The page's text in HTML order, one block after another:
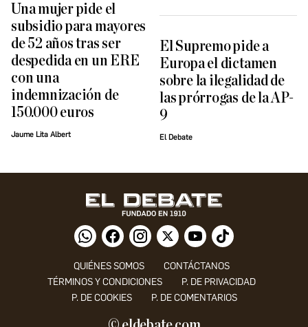
Una mujer pide el
subsidio para mayores
de 52 años tras ser
despedida en un ERE
con una
indemnización de
150.000 euros
Jaume Lita Albert
El Supremo pide a
Europa el dictamen
sobre la ilegalidad de
las prórrogas de la AP-
9
El Debate
QUIÉNES SOMOS
CONTÁCTANOS
TÉRMINOS Y CONDICIONES
P. DE PRIVACIDAD
P. DE COOKIES
P. DE COMENTARIOS